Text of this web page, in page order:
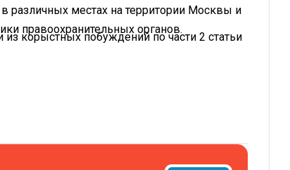
различных местах на территории Москвы и
правоохранительных органов.
корыстных побуждений по части 2 статьи